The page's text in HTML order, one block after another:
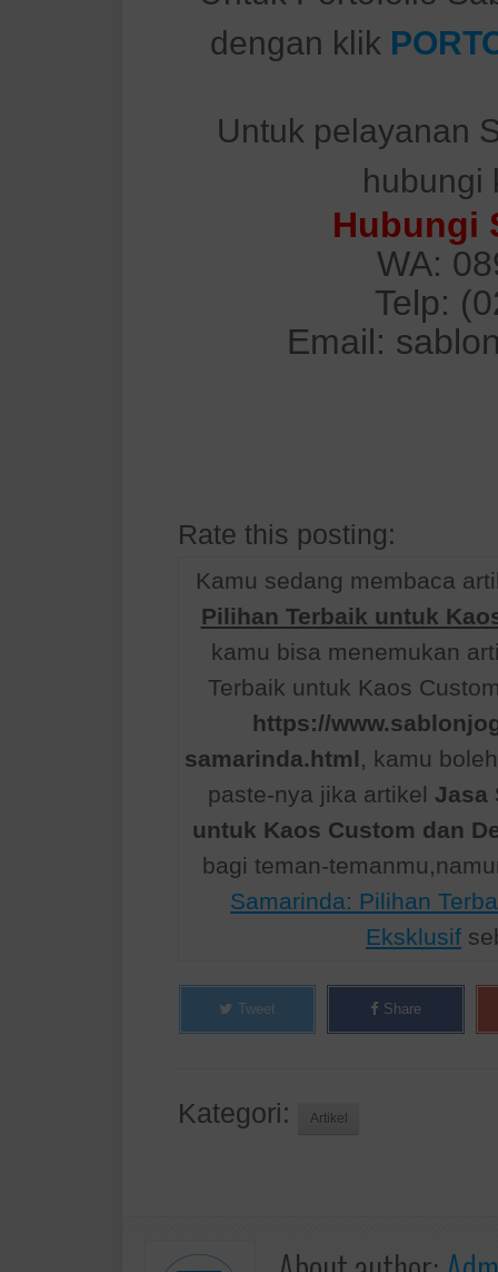
dengan klik
Untuk pelayanan
hubungi
Hubungi
WA:
Telp:
Email:
Rate this posting:
Kamu sedang membaca
Pilihan Terbaik untuk
kamu bisa menemukan
Terbaik untuk Kaos
https://
samarinda.html, kamu
paste-nya jika artikel Jasa
untuk Kaos Custom dan
bagi teman-
Samarinda: Pilihan
Eksklusif
Tweet Share
Kategori: Artikel